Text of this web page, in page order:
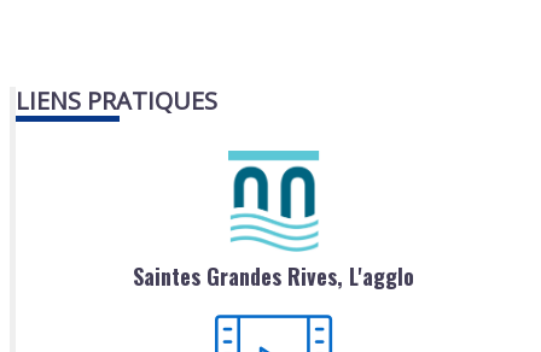
LIENS PRATIQUES
Saintes Grandes Rives, L'agglo